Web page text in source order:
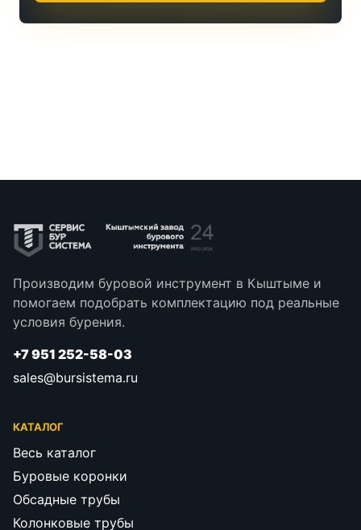
Производим буровой инструмент в Кыштыме и
помогаем подобрать комплектацию под реальные
условия бурения.
+7 951 252-58-03
sales@bursistema.ru
КАТАЛОГ
Весь каталог
Буровые коронки
Обсадные трубы
Колонковые трубы